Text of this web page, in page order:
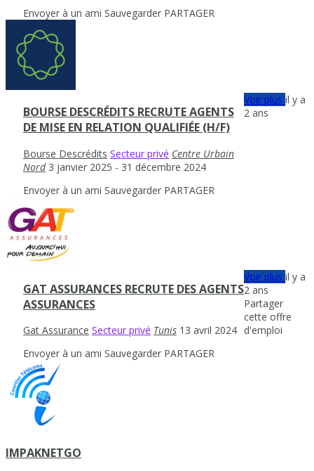
Envoyer à un ami Sauvegarder PARTAGER
BOURSE DESCRÉDITS RECRUTE AGENTS
DE MISE EN RELATION QUALIFIÉE (H/F)
Bourse Descrédits Secteur privé Centre Urbain
Nord 3 janvier 2025 - 31 décembre 2024
Envoyer à un ami Sauvegarder PARTAGER
Voir plusil y a
2 ans
GAT ASSURANCES RECRUTE DES AGENTS
ASSURANCES
Gat Assurance Secteur privé Tunis 13 avril 2024
Envoyer à un ami Sauvegarder PARTAGER
Voir plusil y a
2 ans
Partager
cette offre
d'emploi
IMPAKNETGO